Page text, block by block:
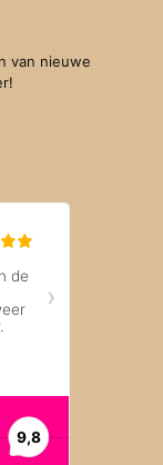
van nieuwe